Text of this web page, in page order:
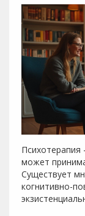
Психотерапия
может
Существует
когнитивно-